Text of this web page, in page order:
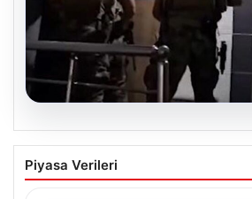
İntihar Mektubu
Çıkan Milyarlık Tefecilik
Piyasa Verileri